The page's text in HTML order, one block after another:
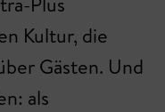
Kultur, die
Gästen. Und
als